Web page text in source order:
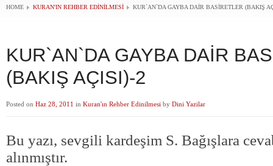
HOME KURAN'IN REHBER EDINILMESI KUR`AN`DA GAYBA DAİR BASİRETLER (BAKIŞ
KUR`AN`DA GAYBA DAİR
(BAKIŞ AÇISI)-2
Posted on Haz 28, 2011 in Kuran'ın Rehber Edinilmesi by Dini Yazilar
Bu yazı, sevgili kardeşim S. Bağışlara
alınmıştır.